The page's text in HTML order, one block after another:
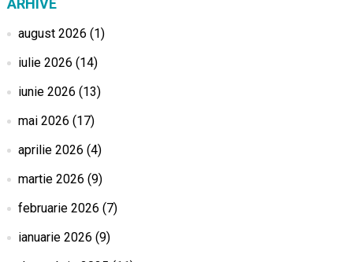
ARHIVE
august 2026 (1)
iulie 2026 (14)
iunie 2026 (13)
mai 2026 (17)
aprilie 2026 (4)
martie 2026 (9)
februarie 2026 (7)
ianuarie 2026 (9)